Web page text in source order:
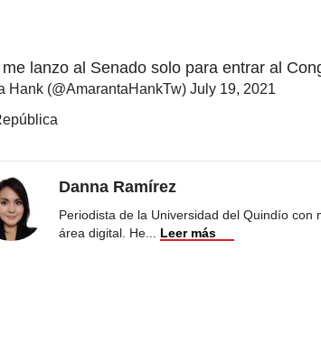
lanzo al Senado solo para entrar al
Hank (@AmarantaHankTw) July 19, 2021
Danna Ramírez
Periodista de la Universidad del Quindío
área digital. He
Leer más